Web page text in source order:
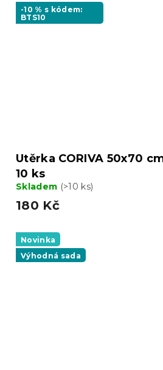
-10 % s kódem:
BTS10
Utěrka CORIVA 50x70
10 ks
Skladem (>10 ks)
180 Kč
Novinka
Výhodná sada